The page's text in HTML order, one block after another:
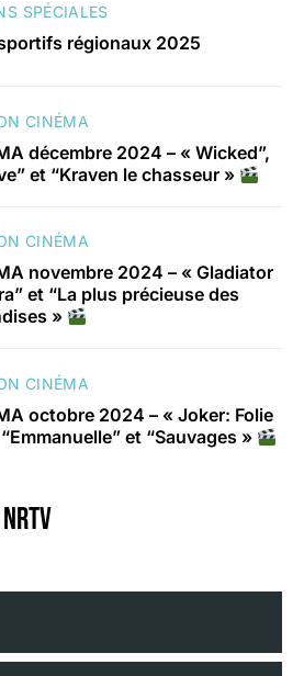
SPÉCIALES
régionaux 2025
CINÉMA
décembre 2024 – « Wicked”,
et “Kraven le chasseur »
CINÉMA
novembre 2024 – « Gladiator
et “La plus précieuse des
»
CINÉMA
octobre 2024 – « Joker: Folie
et “Sauvages »
nrtv